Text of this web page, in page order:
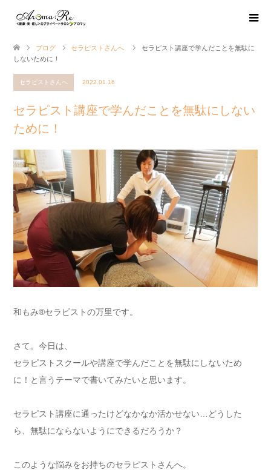
ブログ セラピストさんへ
セラピスト講座で学んだことを無駄に
しないために！
セラピストさんへ 2022.01.16
セラピスト講座で学んだことを無駄にしない
ために！
和もみ®セラピストの万里です。
さて。今日は、
セラピストスクールや講座で学んだことを無駄にしないため
に！と言うテーマで書いてみたいと思います。
セラピスト講座に通ったけどなかなか活かせない…どうした
ら、無駄にならないようにできるだろうか？
このような悩みをお持ちのセラピストさんへ。